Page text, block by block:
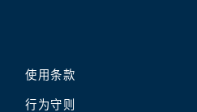
使用条款
行为守则